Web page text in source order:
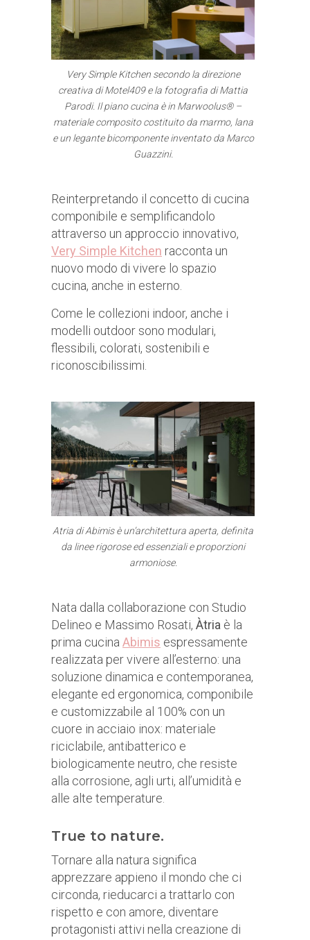
Very Simple Kitchen secondo la direzione
creativa di Motel409 e la fotografia di Mattia
Parodi. Il piano cucina è in Marwoolus® –
materiale composito costituito da marmo, lana
e un legante bicomponente inventato da Marco
Guazzini.
Reinterpretando il concetto di cucina
componibile e semplificandolo
attraverso un approccio innovativo,
Very Simple Kitchen racconta un
nuovo modo di vivere lo spazio
cucina, anche in esterno.
Come le collezioni indoor, anche i
modelli outdoor sono modulari,
flessibili, colorati, sostenibili e
riconoscibilissimi.
Atria di Abimis è un’architettura aperta, definita
da linee rigorose ed essenziali e proporzioni
armoniose.
Nata dalla collaborazione con Studio
Delineo e Massimo Rosati, Àtria è la
prima cucina Abimis espressamente
realizzata per vivere all’esterno: una
soluzione dinamica e contemporanea,
elegante ed ergonomica, componibile
e customizzabile al 100% con un
cuore in acciaio inox: materiale
riciclabile, antibatterico e
biologicamente neutro, che resiste
alla corrosione, agli urti, all’umidità e
alle alte temperature.
True to nature.
Tornare alla natura significa
apprezzare appieno il mondo che ci
circonda, rieducarci a trattarlo con
rispetto e con amore, diventare
protagonisti attivi nella creazione di